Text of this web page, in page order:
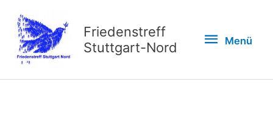
Inhalt
springen
Friedenstreff
Stuttgart-Nord
Menü
Menü